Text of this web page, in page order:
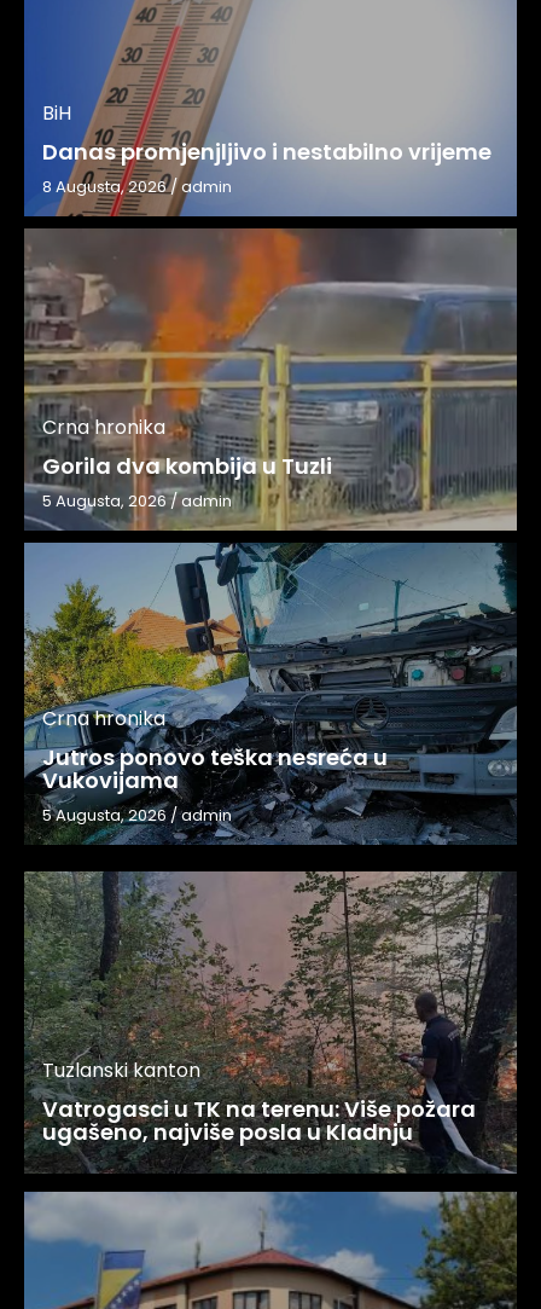
BiH
Danas promjenjljivo i nestabilno vrijeme
8 Augusta, 2026/admin
Crna hronika
Gorila dva kombija u Tuzli
5 Augusta, 2026/admin
Crna hronika
Jutros ponovo teška nesreća u
Vukovijama
5 Augusta, 2026/admin
Tuzlanski kanton
Vatrogasci u TK na terenu: Više požara
ugašeno, najviše posla u Kladnju